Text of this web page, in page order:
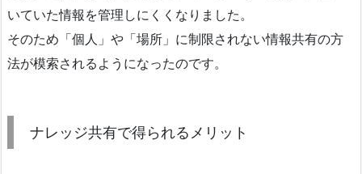
いていた情報を管理しにくくなりました。
そのため「個人」や「場所」に制限されない情報共有の方
法が模索されるようになったのです。
ナレッジ共有で得られるメリット